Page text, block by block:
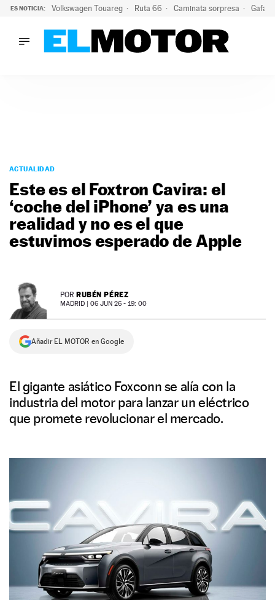
ES NOTICIA: Volkswagen Touareg Ruta 66 Caminata sorpresa Gafas
PODCAST
MOTOS
TECNOLOGÍA
SUPERCOCHES
NEWSLETTER
ACTUALIDAD
Este es el Foxtron Cavira: el
‘coche del iPhone’ ya es una
realidad y no es el que
estuvimos esperado de Apple
POR RUBÉN PÉREZ
MADRID | 06 JUN 26 - 19: 00
Añadir EL MOTOR en Google
El gigante asiático Foxconn se alía con la
industria del motor para lanzar un eléctrico
que promete revolucionar el mercado.